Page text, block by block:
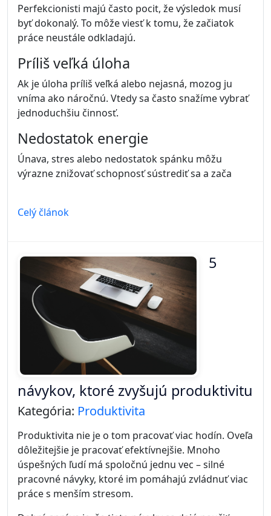
Celý článok
je
Kategória:
pracovať na svojich cieľoch. Motivácia však často
prichádza a odchádza. Jeden deň máme energiu a
nadšenie, druhý deň sa nám nechce robiť takmer
nič.
Práve preto úspešní ľudia nespoliehajú iba na
motiváciu. Oveľa viac sa spoliehajú na disciplínu.
Rozdiel medzi motiváciou a
disciplínou
Motivácia
je emócia. Je to vnútorný pocit nadšenia,
ktorý nás povzbudzuje konať.
Disciplínaje návyk. Znamená robiť potrebné veci aj
vtedy, keď sa nám nechce.
Motivácia môže byť silná, ale často krátkodobá.
Disciplína naopak vytvára dlhodobú stabilitu.